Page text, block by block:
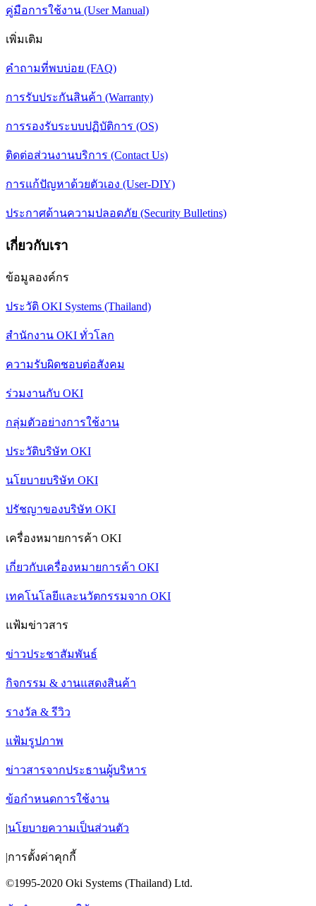
คู่มือการใช้งาน (User Manual)
เพิ่มเติม
คำถามที่พบบ่อย (FAQ)
การรับประกันสินค้า (Warranty)
การรองรับระบบปฏิบัติการ (OS)
ติดต่อส่วนงานบริการ (Contact Us)
การแก้ปัญหาด้วยตัวเอง (User-DIY)
ประกาศด้านความปลอดภัย (Security Bulletins)
เกี่ยวกับเรา
ข้อมูลองค์กร
ประวัติ OKI Systems (Thailand)
สำนักงาน OKI ทั่วโลก
ความรับผิดชอบต่อสังคม
ร่วมงานกับ OKI
กลุ่มตัวอย่างการใช้งาน
ประวัติบริษัท OKI
นโยบายบริษัท OKI
ปรัชญาของบริษัท OKI
เครื่องหมายการค้า OKI
เกี่ยวกับเครื่องหมายการค้า OKI
เทคโนโลยีและนวัตกรรมจาก OKI
แฟ้มข่าวสาร
ข่าวประชาสัมพันธ์
กิจกรรม & งานแสดงสินค้า
รางวัล & รีวิว
แฟ้มรูปภาพ
ข่าวสารจากประธานผู้บริหาร
ข้อกำหนดการใช้งาน
|นโยบายความเป็นส่วนตัว
|การตั้งค่าคุกกี้
©1995-2020 Oki Systems (Thailand) Ltd.